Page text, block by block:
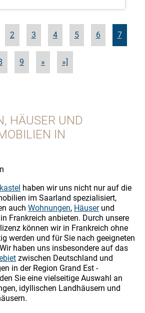
2 3 4 5 6 7
9 » »]
HÄUSER UND
IN
haben wir uns nicht nur auf die
im Saarland spezialisiert,
auch Wohnungen, Häuserund
in Frankreich anbieten. Durch unsere
können wir in Frankreich ohne
werden und für Sie nach geeigneten
haben uns insbesondere auf das
zwischen Deutschland und
in der Region Grand Est -
Sie eine vielseitige Auswahl an
idyllischen Landhäusern und